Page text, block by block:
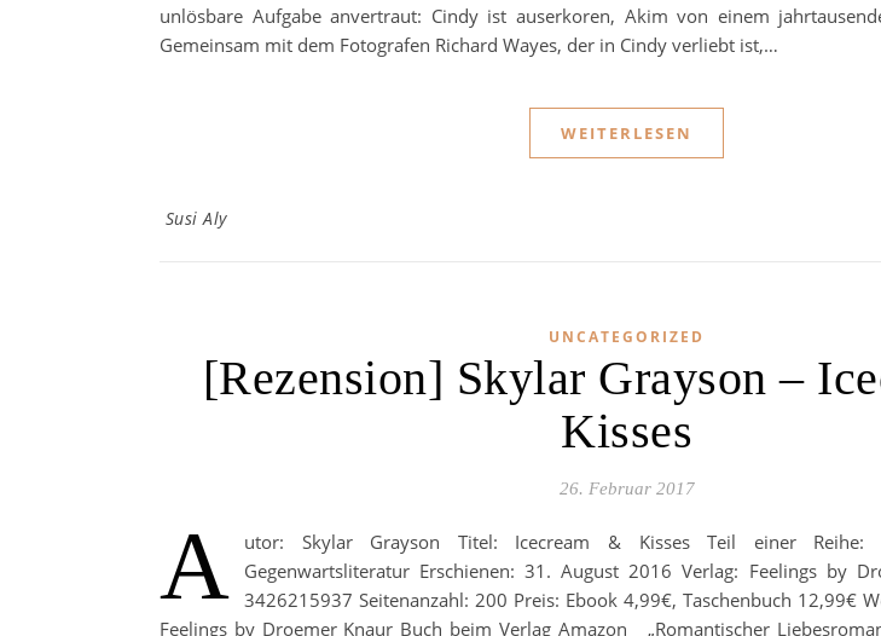
unlösbare Aufgabe anvertraut: Cindy ist auserkoren, Akim von einem
Gemeinsam mit dem Fotografen Richard Wayes, der in Cindy verliebt ist,…
WEITERLESEN
Susi Aly
UNCATEGORIZED
[Rezension] Skylar Grayson –
Kisses
26. Februar 2017
A
utor: Skylar Grayson Titel: Icecream & Kisses Teil einer Reihe:
Gegenwartsliteratur Erschienen: 31. August 2016 Verlag: Feelings by
3426215937 Seitenanzahl: 200 Preis: Ebook 4,99€, Taschenbuch 12,99€
Feelings by Droemer Knaur Buch beim Verlag Amazon „Romantischer